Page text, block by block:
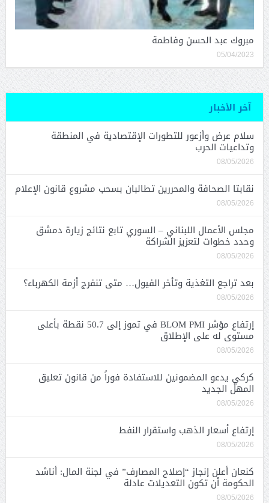
مبروك عبد الحسن وفاطمة
05/04/2023
آخر الأخبار
سلام عرض وأزعور للتطورات الإقتصادية في المنطقة
وتداعيات الحرب
08/05/2026
نقابتا الصحافة والمحررين تطالبان بسحب مشروع قانون الإعلام
08/05/2026
مجلس الأعمال اللبناني – السوري تابع نتائج زيارة دمشق
وحدد خطوات لتعزيز الشراكة
08/05/2026
بعد تراجع التغذية وتأخر الفيول… متى تنفرج أزمة الكهرباء؟
08/05/2026
إرتفاع مؤشر BLOM PMI في تموز إلى 50.7 نقطة بأعلى
مستوى له على الإطلاق
08/05/2026
كركي يدعو المضمونين للاستفادة فوراً من قانون تعليق
المهل الجديد
08/05/2026
إرتفاع أسعار الذهب واستقرار النفط
08/05/2026
كنعان أعلن إنجاز “إصلاح المصارف” في لجنة المال: أناشد
الحكومة أن تكون التعديلات عادلة
08/05/2026